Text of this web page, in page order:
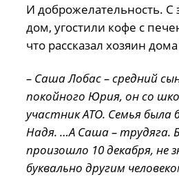
И доброжелательность. С
дом, угостили кофе с
что рассказал хозяин
– Саша Лобас – средний
покойного Юрия, он со
участник АТО. Семья была
Надя. …А Саша – трудяга.
произошло 10 декабря, не
буквально другим